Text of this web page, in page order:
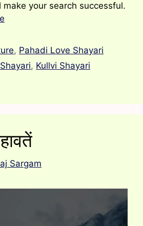
your search successful.
, Pahadi Love Shayari
, Kullvi Shayari
Sargam